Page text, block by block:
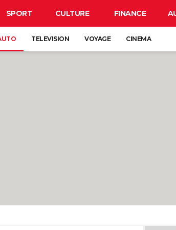
SPORT CULTURE FINANCE
TELEVISION VOYAGE CINEMA